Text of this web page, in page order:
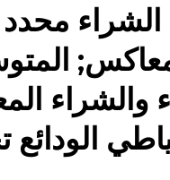
الشراء
والشراء